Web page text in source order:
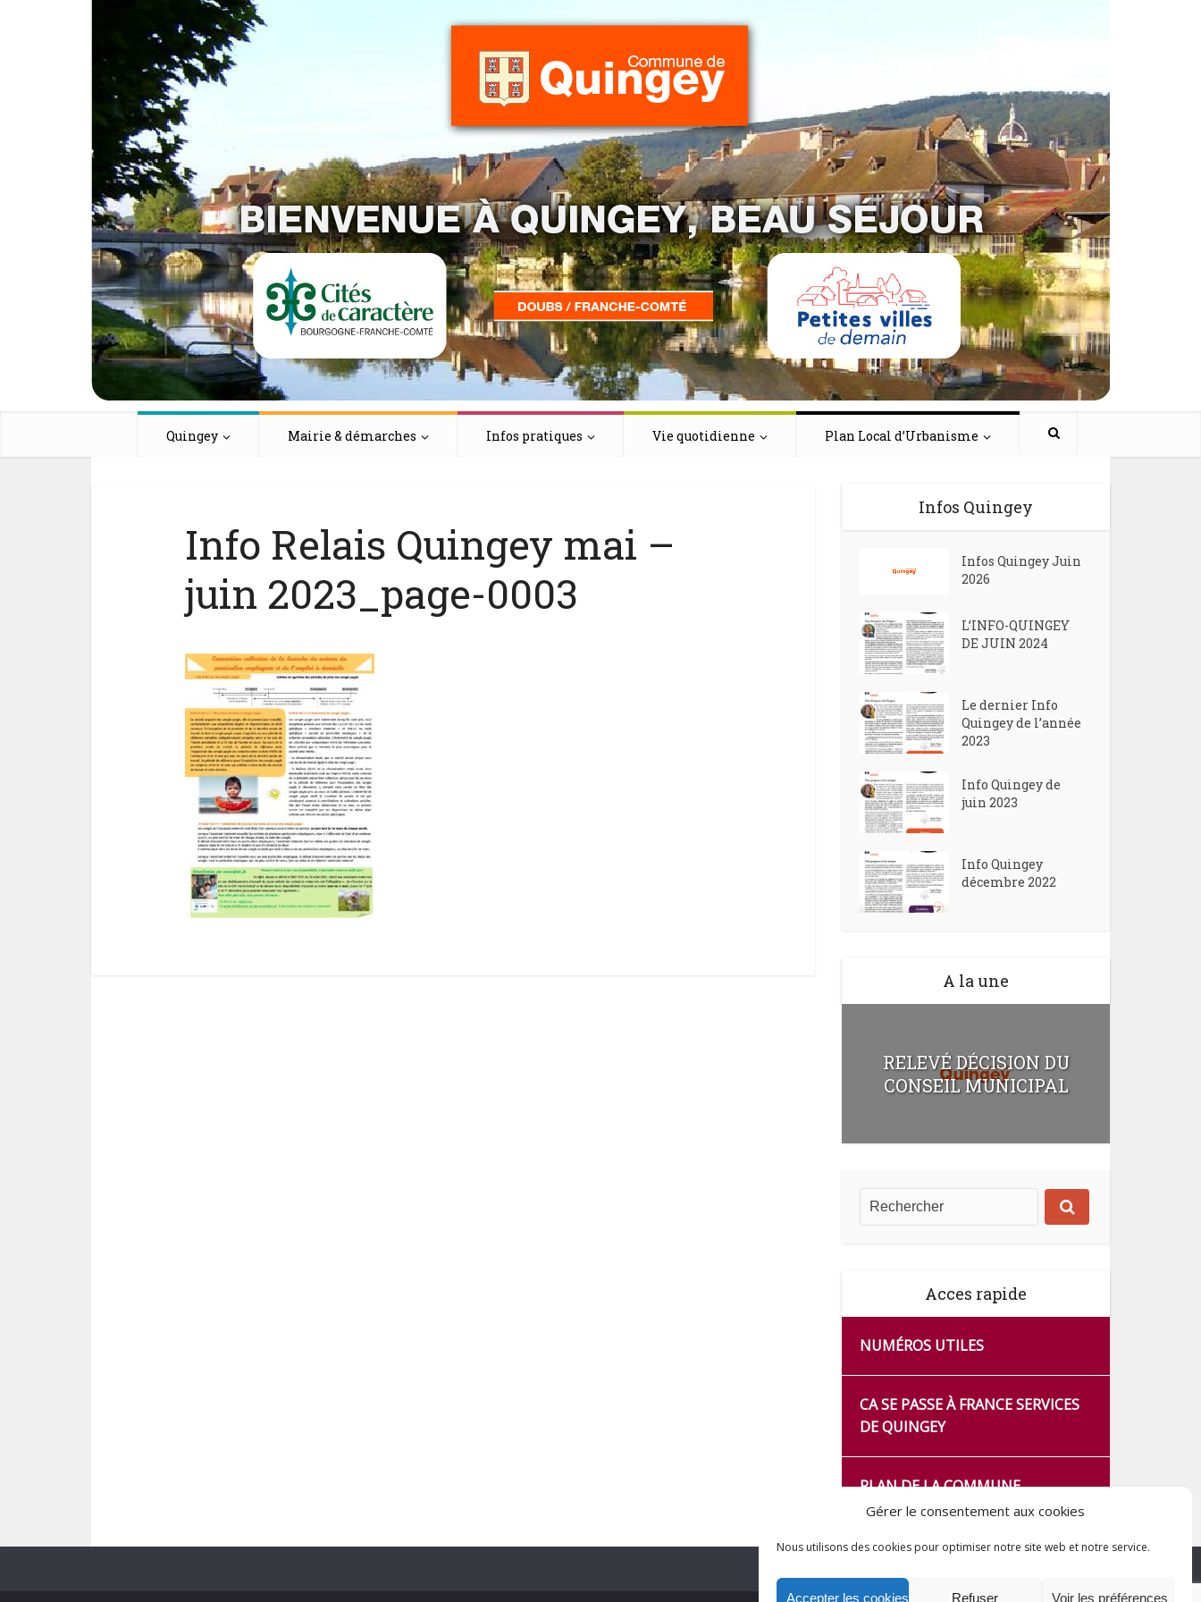
Gérer le consentement aux cookies
Nous utilisons des cookies pour optimiser notre site web et notre service.
Accepter les cookies Refuser Voir les préférences
Quingey Mairie & démarches Infos pratiques Vie quotidienne Plan Local d’Urbanisme
Info Relais Quingey mai –
juin 2023_page-0003
Infos Quingey
Infos Quingey Juin
2026
L’INFO-QUINGEY
DE JUIN 2024
Le dernier Info
Quingey de l’année
2023
Info Quingey de
juin 2023
Info Quingey
décembre 2022
A la une
RELEVÉ DÉCISION DU
CONSEIL MUNICIPAL
Acces rapide
NUMÉROS UTILES
CA SE PASSE À FRANCE SERVICES
DE QUINGEY
PLAN DE LA COMMUNE